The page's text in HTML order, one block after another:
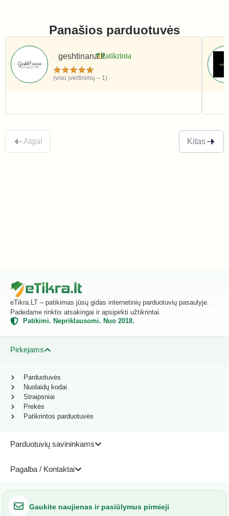
Panašios parduotuvės
geshtinana.lt
(viso įvertinimų – 1)
Atgal Kitas
eTikra.LT – patikimas jūsų gidas internetinių parduotuvių pasaulyje.
Padedame rinktis atsakingai ir apsipirkti užtikrintai.
Patikimi. Nepriklausomi. Nuo 2018.
Pirkėjams
Parduotuvių savininkams
Pagalba / Kontaktai
Parduotuvės
Nuolaidų kodai
Straipsniai
Prekės
Patikrintos parduotuvės
Gaukite naujienas ir pasiūlymus pirmieji